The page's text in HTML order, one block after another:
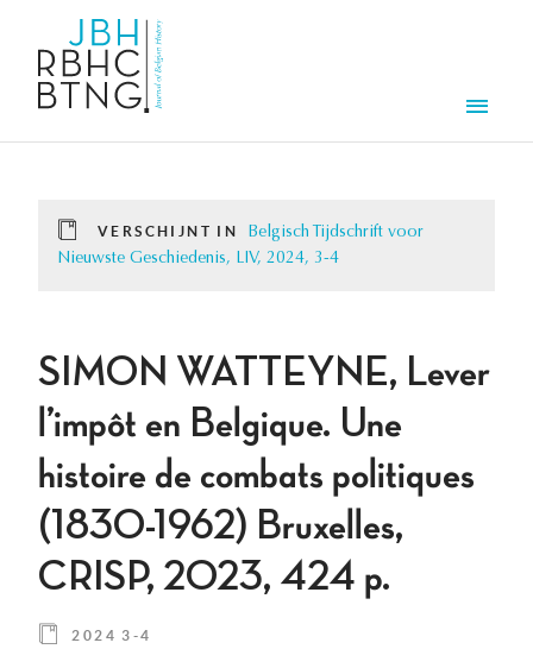
VERSCHIJNT IN
Belgisch Tijdschrift voor
Nieuwste Geschiedenis, LIV, 2024, 3-4
SIMON WATTEYNE, Lever
l’impôt en Belgique. Une
histoire de combats politiques
(1830-1962) Bruxelles,
CRISP, 2023, 424 p.
2024 3-4